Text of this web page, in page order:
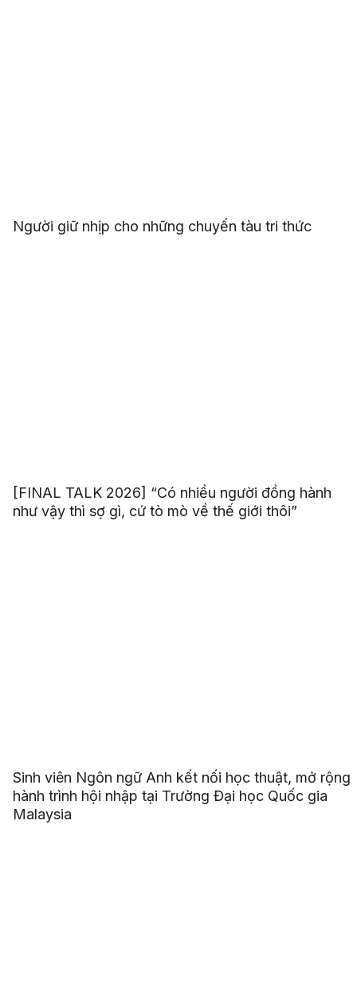
Người giữ nhịp cho những chuyến tàu tri thức
[FINAL TALK 2026] “Có nhiều người đồng hành
như vậy thì sợ gì, cứ tò mò về thế giới thôi”
Sinh viên Ngôn ngữ Anh kết nối học thuật, mở rộng
hành trình hội nhập tại Trường Đại học Quốc gia
Malaysia